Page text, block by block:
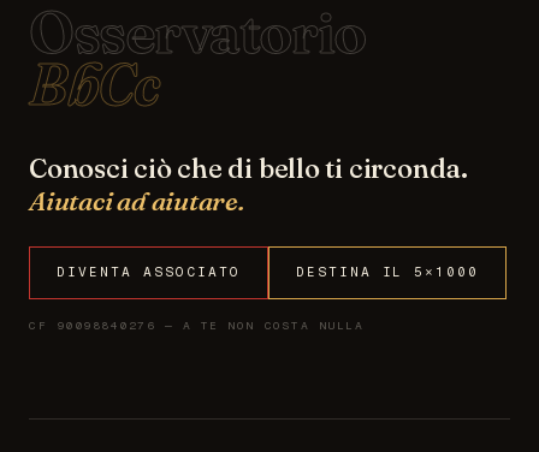
Osservatorio
BbCc
Conosci ciò che di bello ti circonda.
Aiutaci ad aiutare.
DIVENTA ASSOCIATO DESTINA IL 5×1000
CF 90098840276 — A TE NON COSTA NULLA